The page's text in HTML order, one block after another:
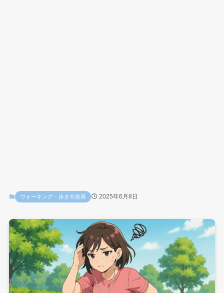
ウォーキング・歩き方改善 2025年6月8日